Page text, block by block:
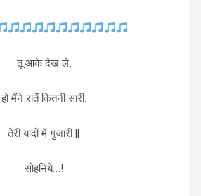
तू आके देख ले,
हो मैंने रातें कितनी सारी,
तेरी यादों में गुजारी ||
सोहनिये…!